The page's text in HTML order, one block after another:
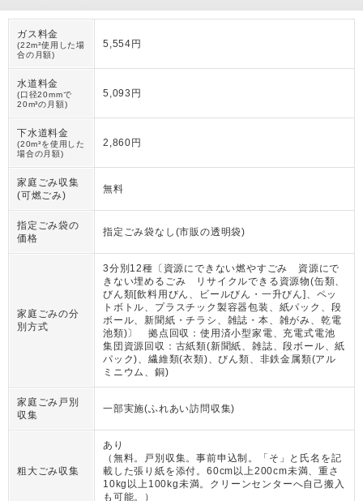
ガス料金
(22m³使用した場
合の月額)
5,554円
水道料金
(口径20mmで
20m³の月額)
5,093円
下水道料金
(20m³を使用した
場合の月額)
2,860円
家庭ごみ収集
(可燃ごみ)
無料
指定ごみ袋の
価格
指定ごみ袋なし(市販の透明袋)
家庭ごみの分
別方式
3分別12種〔資源にできない燃やすごみ 資源にで
きない埋めるごみ リサイクルできる資源物(缶類、
びん類[飲料用びん、ビールびん・一升びん]、ペッ
トボトル、プラスチック製容器包装、紙パック、段
ボール、新聞紙・チラシ、雑誌・本、雑がみ、乾電
池類)〕 拠点回収：使用済小型家電、充電式電池
集団資源回収：古紙類(新聞紙、雑誌、段ボール、紙
パック)、繊維類(衣類)、びん類、非鉄金属類(アル
ミニウム、銅)
家庭ごみ戸別
収集
一部実施(ふれあい訪問収集)
粗大ごみ収集
あり
（ 無料。戸別収集。事前申込制。「そ」と氏名を記
載した張り紙を添付。60cm以上200cm未満、重さ
10kg以上100kg未満。クリーンセンターへ自己搬入
も可能。
）